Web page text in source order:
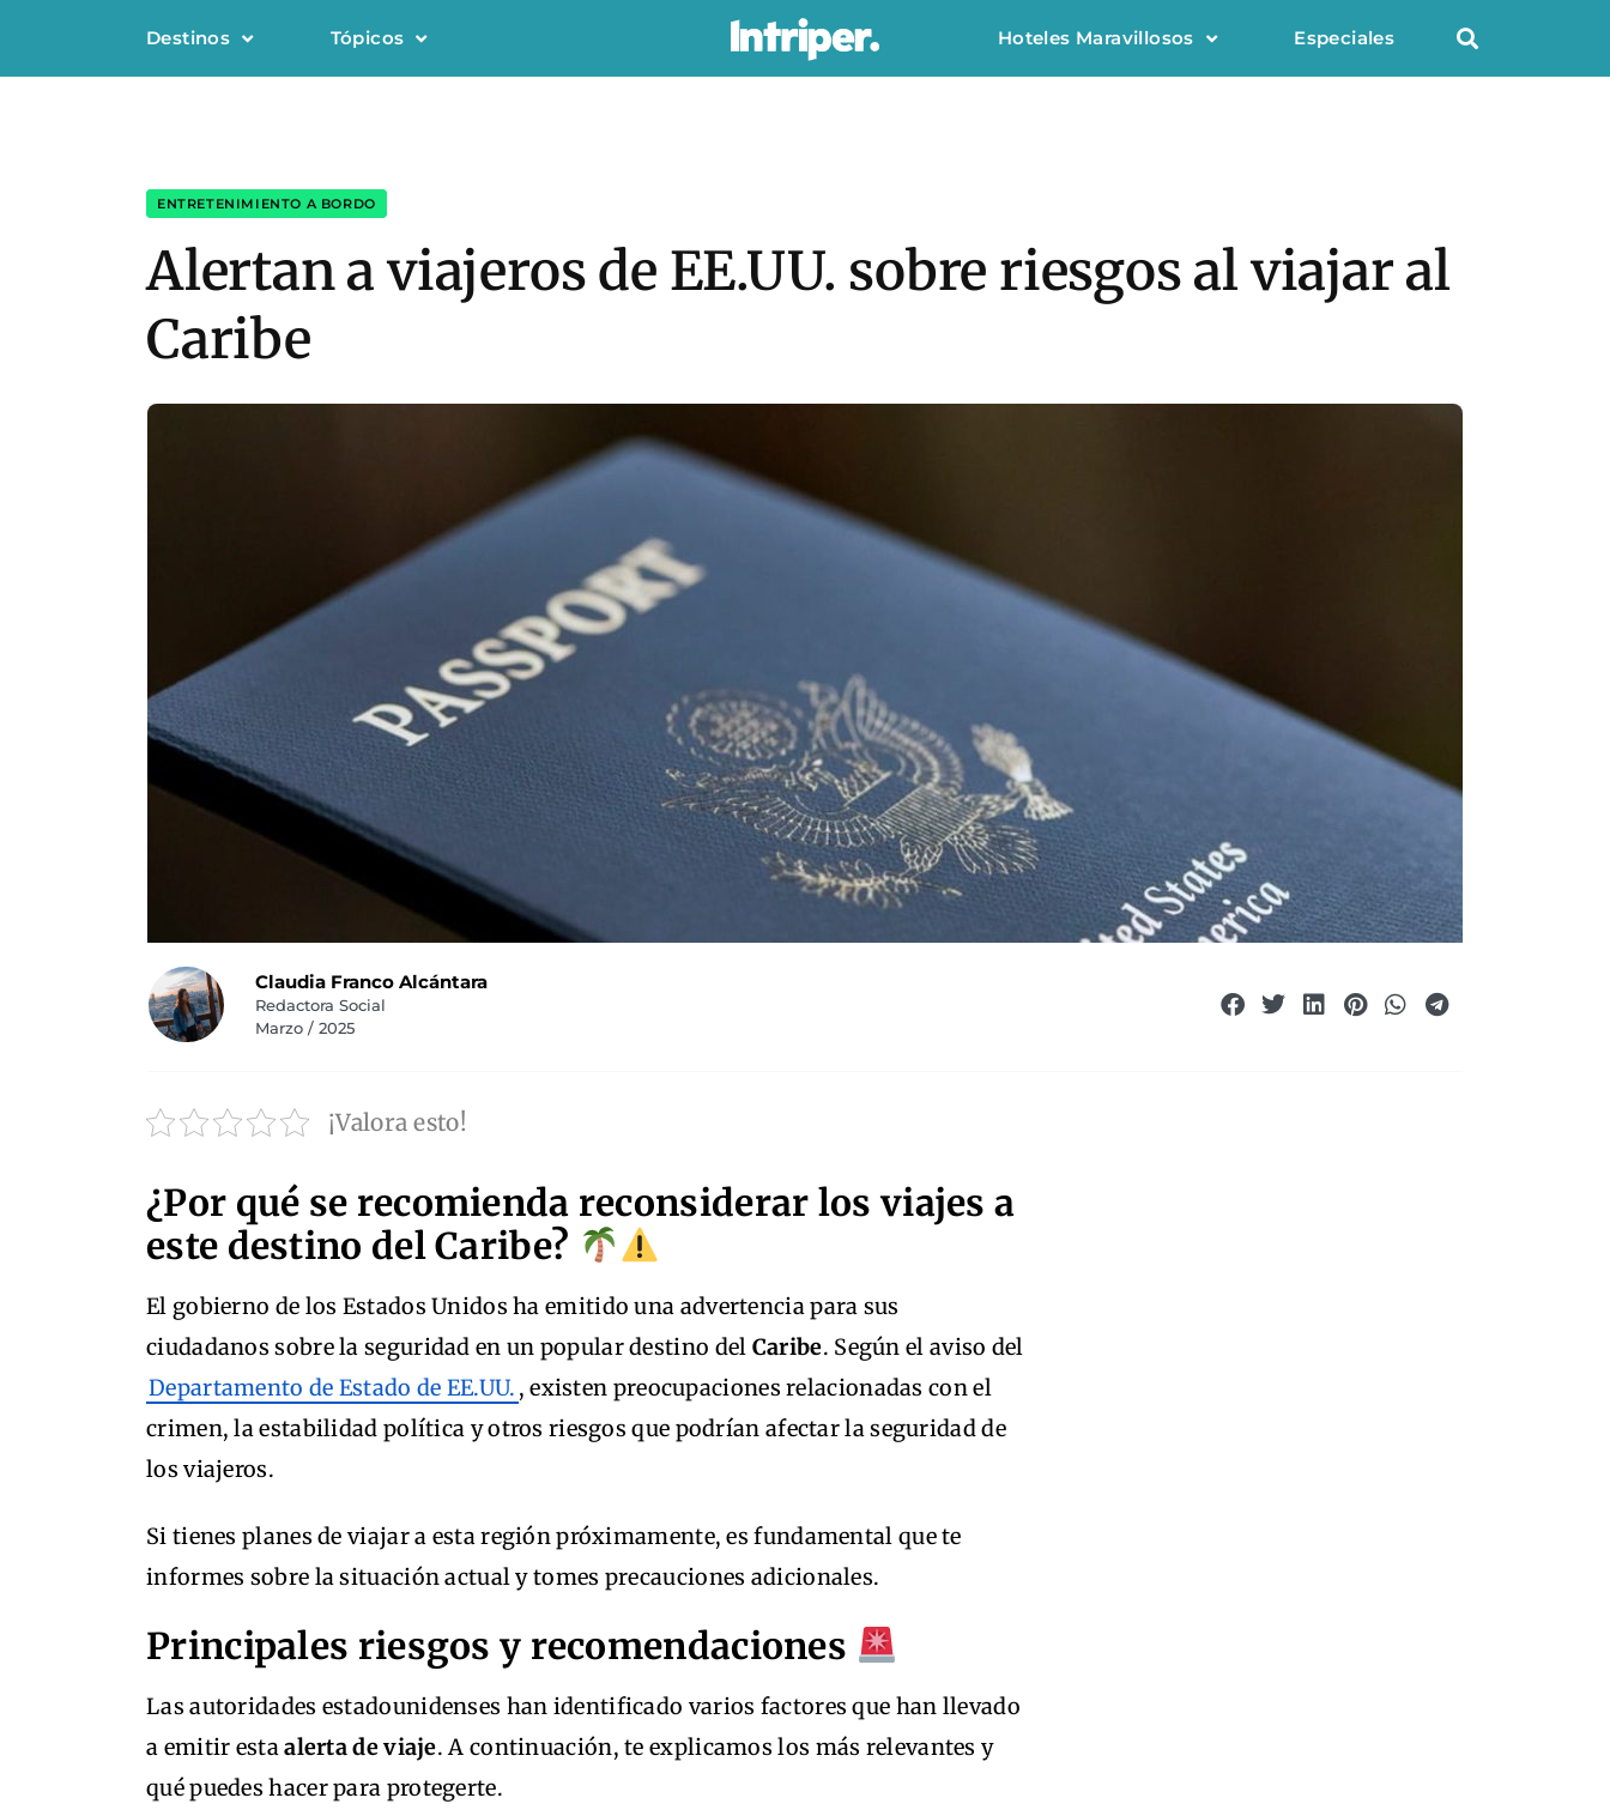
Destinos Tópicos Hoteles Maravillosos Especiales
ENTRETENIMIENTO A BORDO
Alertan a viajeros de EE.UU. sobre riesgos al viajar al
Caribe
Claudia Franco Alcántara
Redactora Social
Marzo / 2025
¡Valora esto!
¿Por qué se recomienda reconsiderar los viajes a
este destino del Caribe?
El gobierno de los Estados Unidos ha emitido una advertencia para sus
ciudadanos sobre la seguridad en un popular destino del Caribe. Según el aviso del
Departamento de Estado de EE.UU. , existen preocupaciones relacionadas con el
crimen, la estabilidad política y otros riesgos que podrían afectar la seguridad de
los viajeros.
Si tienes planes de viajar a esta región próximamente, es fundamental que te
informes sobre la situación actual y tomes precauciones adicionales.
Principales riesgos y recomendaciones
Las autoridades estadounidenses han identificado varios factores que han llevado
a emitir estaalerta de viaje. A continuación, te explicamos los más relevantes y
qué puedes hacer para protegerte.